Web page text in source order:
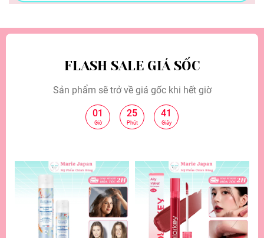
FLASH SALE GIÁ SỐC
Sản phẩm sẽ trở về giá gốc khi hết giờ
01
Giờ
25
Phút
39
Giây